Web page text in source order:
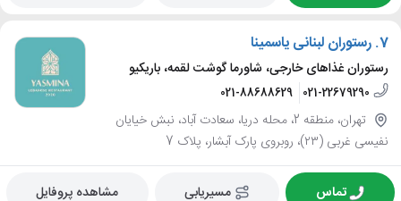
7. رستوران لبنانی یاسمینا
رستوران غذاهای خارجی، شاورما گوشت لقمه، باریکیو
021-22679290
021-88688629
تهران، منطقه 2، محله دریا، سعادت آباد، نبش خیایان
نفیسی غربی (٢٣)، روبروی پارک آبشار، پلاک 7
تماس مسیریابی مشاهده پروفایل